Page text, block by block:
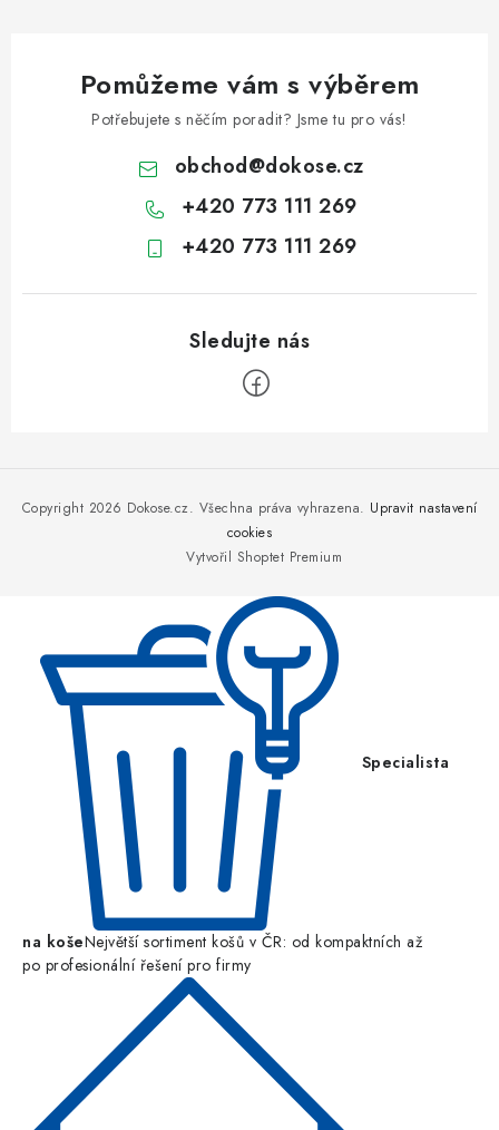
Pomůžeme vám s výběrem
Potřebujete s něčím poradit? Jsme tu pro vás!
obchod@dokose.cz
+420 773 111 269
+420 773 111 269
Vytvořil Shoptet Premium
Copyright 2026 Dokose.cz. Všechna práva vyhrazena. Upravit nastavení
cookies
Specialista
na košeNejvětší sortiment košů v ČR: od kompaktních až
po profesionální řešení pro firmy